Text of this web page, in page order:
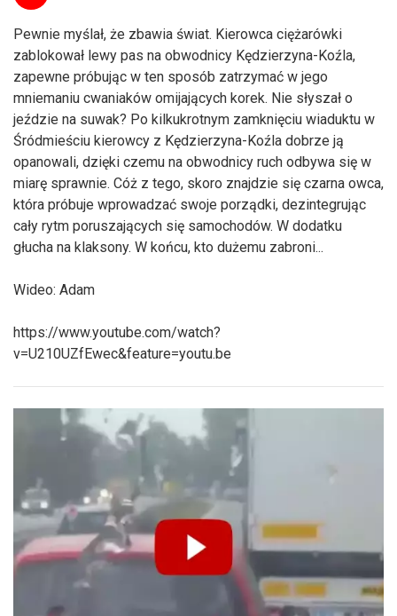
Pewnie myślał, że zbawia świat. Kierowca ciężarówki
zablokował lewy pas na obwodnicy Kędzierzyna-Koźla,
zapewne próbując w ten sposób zatrzymać w jego
mniemaniu cwaniaków omijających korek. Nie słyszał o
jeździe na suwak? Po kilkukrotnym zamknięciu wiaduktu w
Śródmieściu kierowcy z Kędzierzyna-Koźla dobrze ją
opanowali, dzięki czemu na obwodnicy ruch odbywa się w
miarę sprawnie. Cóż z tego, skoro znajdzie się czarna owca,
która próbuje wprowadzać swoje porządki, dezintegrując
cały rytm poruszających się samochodów. W dodatku
głucha na klaksony. W końcu, kto dużemu zabroni...
Wideo: Adam
https://www.youtube.com/watch?
v=U210UZfEwec&feature=youtu.be